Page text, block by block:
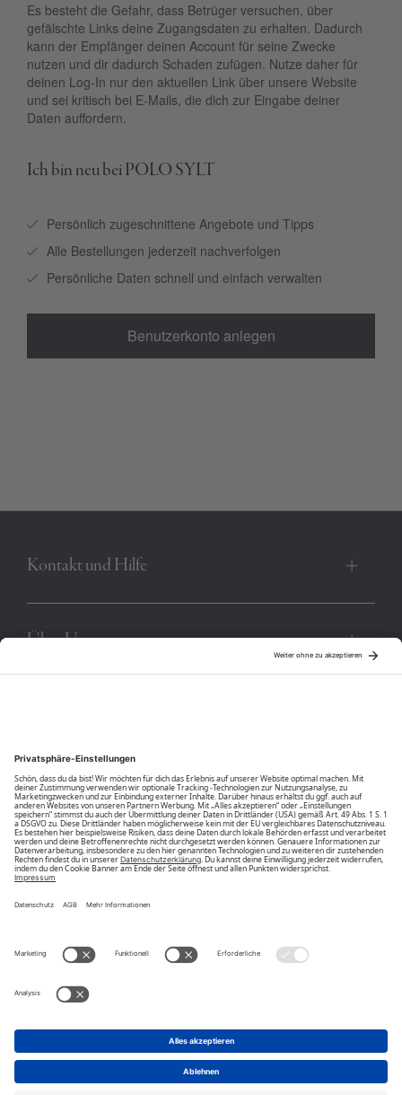
Es besteht die Gefahr, dass Betrüger versuchen, über
gefälschte Links deine Zugangsdaten zu erhalten. Dadurch
kann der Empfänger deinen Account für seine Zwecke
nutzen und dir dadurch Schaden zufügen. Nutze daher für
deinen Log-In nur den aktuellen Link über unsere Website
und sei kritisch bei E-Mails, die dich zur Eingabe deiner
Daten auffordern.
Ich bin neu bei POLO SYLT
Persönlich zugeschnittene Angebote und Tipps
Alle Bestellungen jederzeit nachverfolgen
Persönliche Daten schnell und einfach verwalten
Benutzerkonto anlegen
Kontakt und Hilfe
Über Uns
Unsere Vorteile
Unsere Partner
Bestellwiderruf